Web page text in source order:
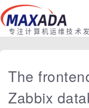
专注计算机运维技术
The
Zabbix